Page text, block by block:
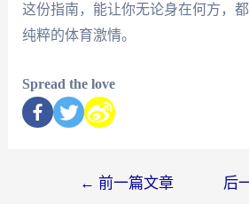
这份指南，能让你无论身在何方，
纯粹的体育激情。
Spread the love
← 前一篇文章 后